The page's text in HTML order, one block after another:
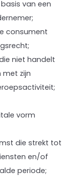
van een
consument
niet handelt
zijn
vorm
die strekt tot
en/of
periode;